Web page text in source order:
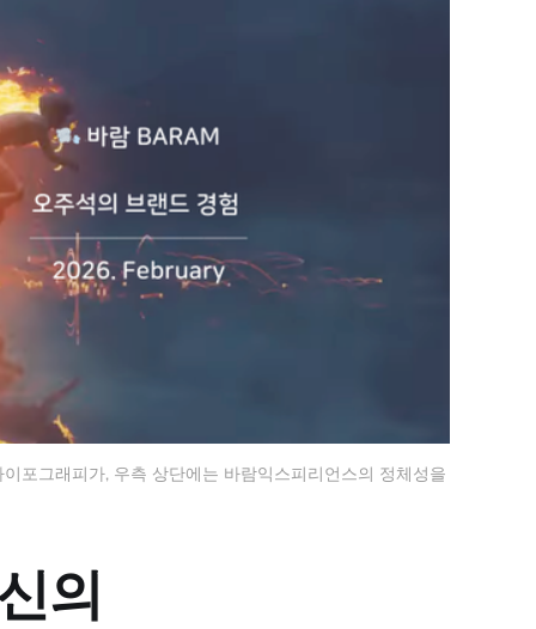
포그래피가, 우측 상단에는 바람익스피리언스의 정체성을
의